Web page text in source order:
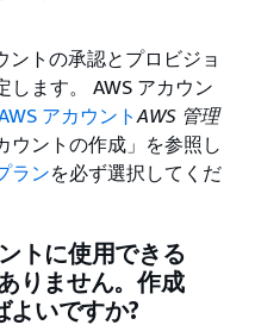
ントの承認とプロビジョ
します。 AWS アカウン
AWS アカウントAWS 管理
ウントの作成」を参照し
ランを必ず選択してくだ
トに使用できる
りません。作成
よいですか?